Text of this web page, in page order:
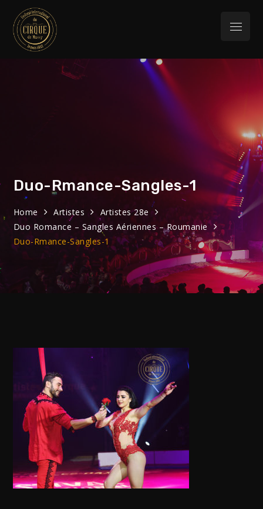
content
International du
Cirque de Massy
Menu
Duo-Rmance-Sangles-1
Home Artistes
Artistes 28e
Duo Romance – Sangles Aériennes – Roumanie
Duo-Rmance-Sangles-1